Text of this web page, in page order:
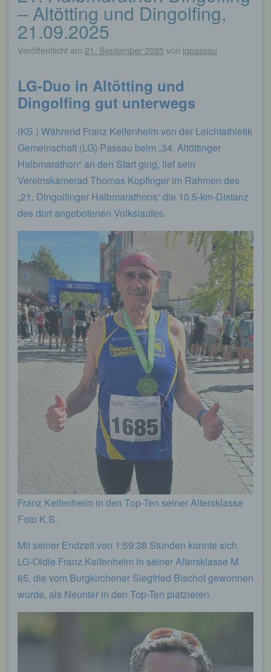
– Altötting und Dingolfing,
21.09.2025
Veröffentlicht am 21. September 2025 von lgpassau
LG-Duo in Altötting und
Dingolfing gut unterwegs
(KS.) Während Franz Keifenheim von der Leichtathletik
Gemeinschaft (LG) Passau beim „34. Altöttinger
Halbmarathon“ an den Start ging, lief sein
Vereinskamerad Thomas Kopfinger im Rahmen des
„21. Dingolfinger Halbmarathons“ die 10,5-km-Distanz
des dort angebotenen Volkslaufes.
Franz Keifenheim in den Top-Ten seiner Altersklasse
Foto K.S.
Mit seiner Endzeit von 1:59:38 Stunden konnte sich
LG-Oldie Franz Keifenheim in seiner Altersklasse M
65, die vom Burgkirchener Siegfried Bischof gewonnen
wurde, als Neunter in den Top-Ten platzieren.